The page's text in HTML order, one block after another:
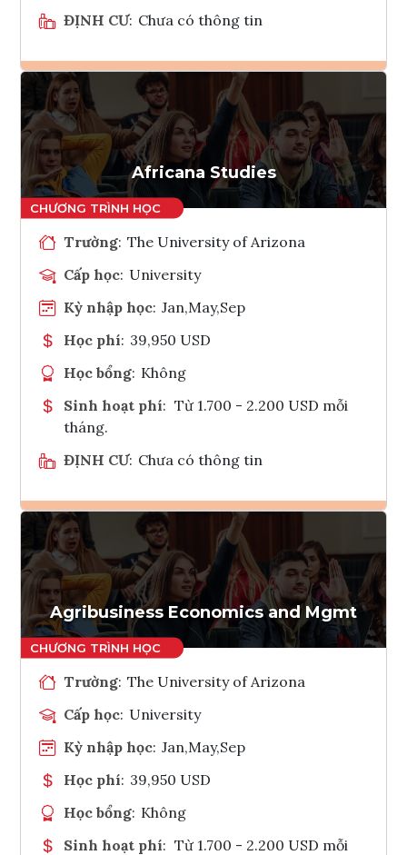
ĐỊNH CƯ: Chưa có thông tin
Ghi danh
Tham vấn Interlink
Africana Studies
Trường: The University of Arizona
Cấp học: University
Kỳ nhập học: Jan,May,Sep
Học phí: 39,950 USD
Học bổng: Không
Sinh hoạt phí: Từ 1.700 - 2.200 USD mỗi
tháng.
ĐỊNH CƯ: Chưa có thông tin
Ghi danh
Tham vấn Interlink
Agribusiness Economics and Mgmt
Trường: The University of Arizona
Cấp học: University
Kỳ nhập học: Jan,May,Sep
Học phí: 39,950 USD
Học bổng: Không
Sinh hoạt phí: Từ 1.700 - 2.200 USD mỗi